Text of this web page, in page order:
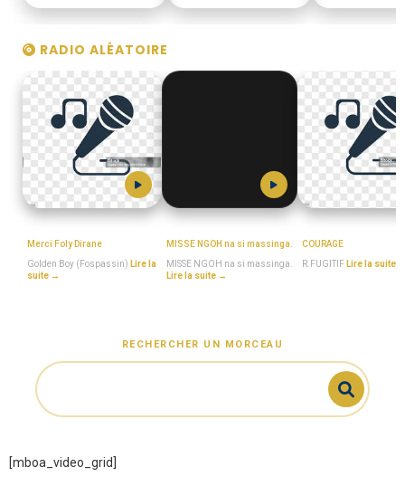
RADIO ALÉATOIRE
Merci Foly Dirane
Golden Boy (Fospassin) Lire la
suite →
MISSE NGOH na si massinga.
MISSE NGOH na si massinga.
Lire la suite →
COURAGE
R.FUGITIF Lire la suite
RECHERCHER UN MORCEAU
[mboa_video_grid]